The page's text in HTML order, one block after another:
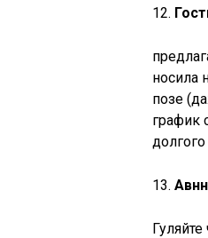
12.
носила
позе
график
долгого
13. Авнн